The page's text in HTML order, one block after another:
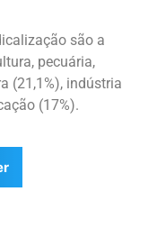
são a
pecuária,
(21,1%), indústria
(17%).